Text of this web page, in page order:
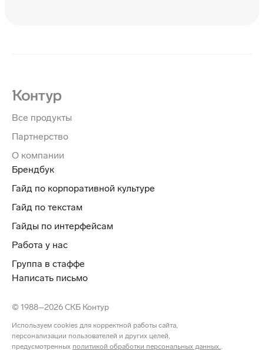
Все продукты
Партнерство
О компании
Брендбук
Гайд по корпоративной культуре
Гайд по текстам
Гайды по интерфейсам
Работа у нас
Группа в стаффе
Написать письмо
© 1988–2026 СКБ Контур
Используем cookies для корректной работы сайта,
персонализации пользователей и других целей,
предусмотренных политикой обработки персональных данных..